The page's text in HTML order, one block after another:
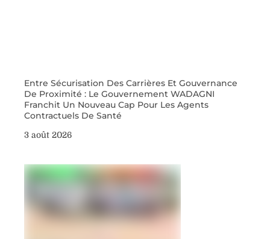
Entre Sécurisation Des Carrières Et Gouvernance
De Proximité : Le Gouvernement WADAGNI
Franchit Un Nouveau Cap Pour Les Agents
Contractuels De Santé
3 août 2026